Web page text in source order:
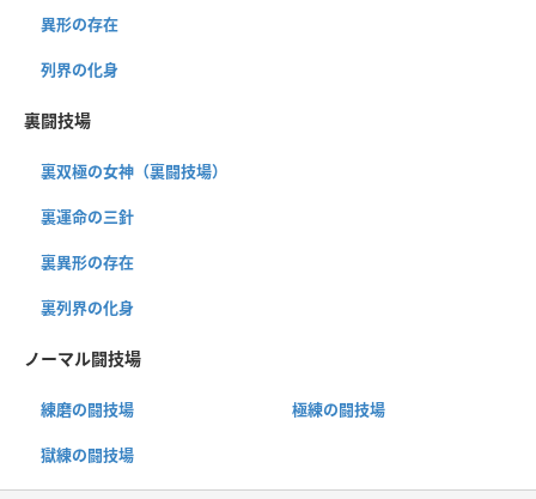
異形の存在
列界の化身
裏闘技場
裏双極の女神（裏闘技場）
裏運命の三針
裏異形の存在
裏列界の化身
ノーマル闘技場
練磨の闘技場 極練の闘技場
獄練の闘技場